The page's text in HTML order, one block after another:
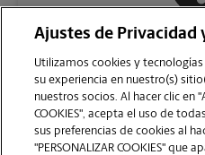
Ajustes de Privacidad
Utilizamos cookies y
su experiencia en nuestro(s)
nuestros socios. Al hacer clic en
COOKIES", acepta el uso de
sus preferencias de cookies al
"PERSONALIZAR COOKIES" que